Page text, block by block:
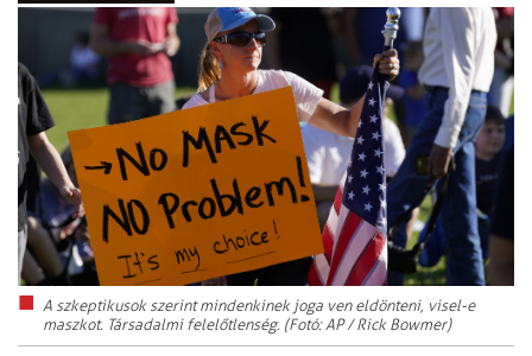
A szkeptikusok szerint mindenkinek joga ven eldönteni, visel-e
maszkot. Társadalmi felelőtlenség. (Fotó: AP / Rick Bowmer)